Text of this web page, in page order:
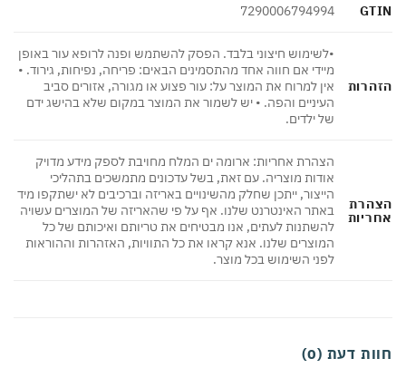
7290006794994
•לשימוש חיצוני בלבד. הפסק להשתמש ופנה לרופא עור באופן
מיידי אם חווה אחד מהתסמינים הבאים: פריחה, נפיחות, גירוד. •
אין למרוח את המוצר על: עור פצוע או מגורה, אזורים סביב
העיניים והפה. • יש לשמור את המוצר במקום שלא בהישג ידם
של ילדים.
הצהרת אחריות: ארומה ים המלח מחויבת לספק מידע מדויק
אודות מוצריה. עם זאת, בשל עדכונים מתמשכים בתהליכי
הייצור, ייתכן שחלק מהשינויים באריזה וברכיבים לא ישתקפו מיד
באתר האינטרנט שלנו. אף על פי שהאריזה של המוצרים עשויה
להשתנות לעתים, אנו מבטיחים את טריותם ואיכותם של כל
המוצרים שלנו. אנא קראו את כל התוויות, האזהרות וההוראות
לפני השימוש בכל מוצר.
דעת (0)